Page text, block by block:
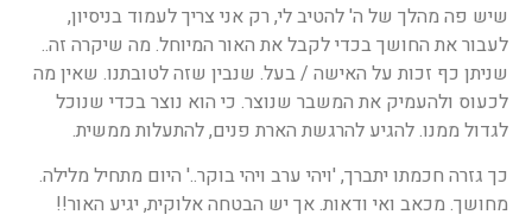
שיש פה מהלך של ה' להטיב לי, רק אני צריך לעמוד בניסיון,
לעבור את החושך בכדי לקבל את האור המיוחל. מה שיקרה זה..
שניתן כף זכות על האישה / בעל. שנבין שזה לטובתנו. שאין מה
לכעוס ולהעמיק את המשבר שנוצר. כי הוא נוצר בכדי שנוכל
לגדול ממנו. להגיע להרגשת הארת פנים, להתעלות ממשית.
כך גזרה חכמתו יתברך, 'ויהי ערב ויהי בוקר..' היום מתחיל מלילה.
מחושך. מכאב ואי ודאות. אך יש הבטחה אלוקית, יגיע האור!!